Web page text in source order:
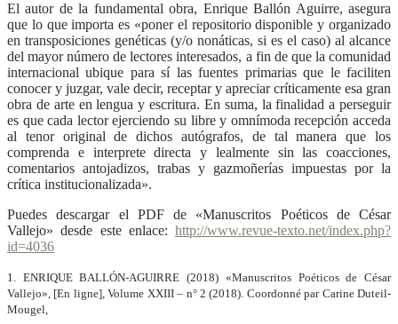
El autor de la fundamental obra, Enrique Ballón Aguirre, asegura
que lo que importa es «poner el repositorio disponible y organizado
en transposiciones genéticas (y/o nonáticas, si es el caso) al alcance
del mayor número de lectores interesados, a fin de que la comunidad
internacional ubique para sí las fuentes primarias que le faciliten
conocer y juzgar, vale decir, receptar y apreciar críticamente esa gran
obra de arte en lengua y escritura. En suma, la finalidad a perseguir
es que cada lector ejerciendo su libre y omnímoda recepción acceda
al tenor original de dichos autógrafos, de tal manera que los
comprenda e interprete directa y lealmente sin las coacciones,
comentarios antojadizos, trabas y gazmoñerías impuestas por la
crítica institucionalizada».
Puedes descargar el PDF de «Manuscritos Poéticos de César
Vallejo» desde este enlace: http://www.revue-texto.net/index.php?
id=4036
1. ENRIQUE BALLÓN-AGUIRRE (2018) «Manuscritos Poéticos de César
Vallejo», [En ligne], Volume XXIII – n° 2 (2018). Coordonné par Carine Duteil-
Mougel,